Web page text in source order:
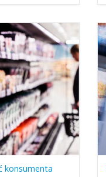
konsumenta